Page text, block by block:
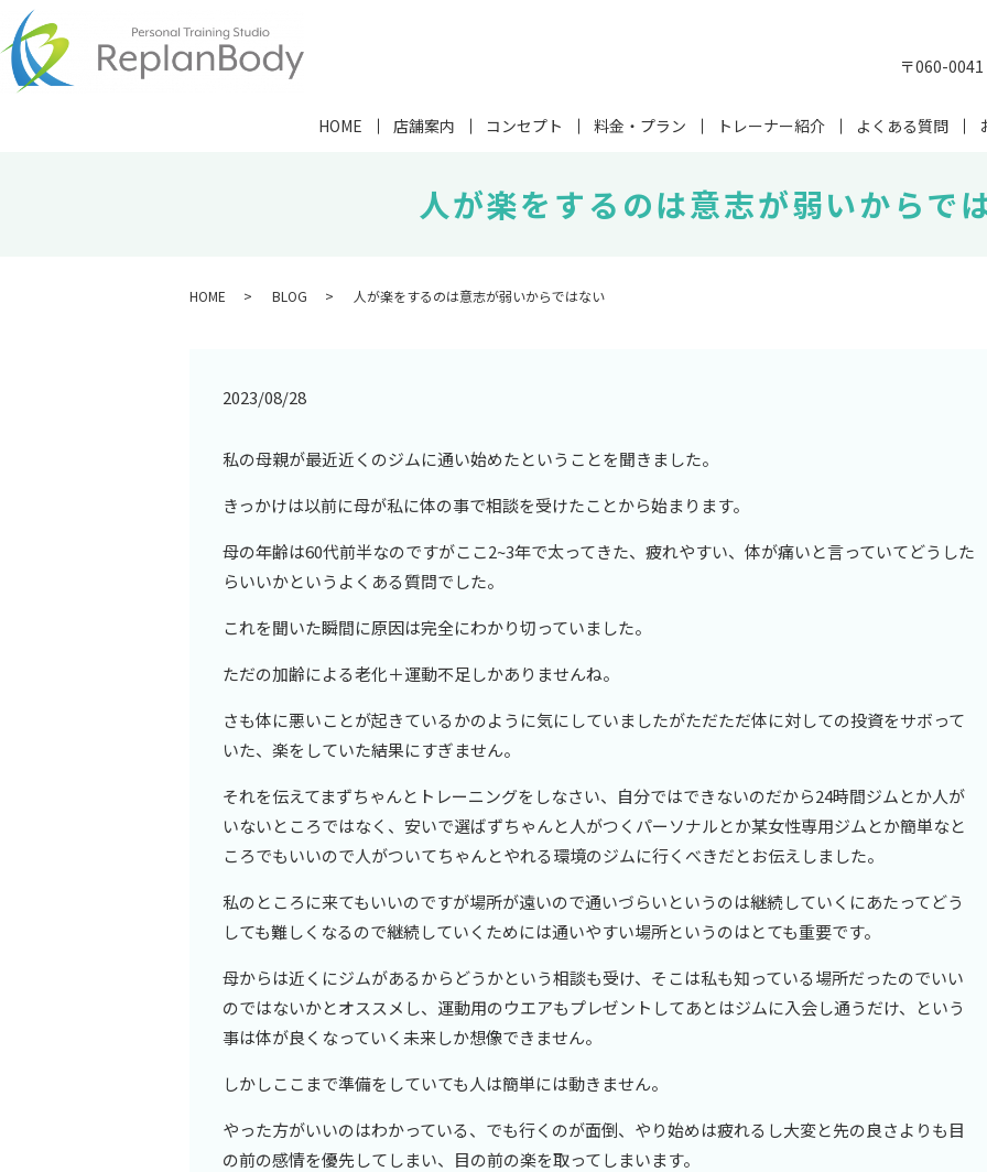
HOME 店舗案内 コンセプト 料金・プラン トレーナー紹介 よくある質問
〒060-
人が楽をするのは意志が弱いからで
HOME BLOG 人が楽をするのは意志が弱いからではない
2023/08/28
私の母親が最近近くのジムに通い始めたということを聞きました。
きっかけは以前に母が私に体の事で相談を受けたことから始まります。
母の年齢は60代前半なのですがここ2~3年で太ってきた、疲れやすい、体が痛いと言っていてどうした
らいいかというよくある質問でした。
これを聞いた瞬間に原因は完全にわかり切っていました。
ただの加齢による老化＋運動不足しかありませんね。
さも体に悪いことが起きているかのように気にしていましたがただただ体に対しての投資をサボって
いた、楽をしていた結果にすぎません。
それを伝えてまずちゃんとトレーニングをしなさい、自分ではできないのだから24時間ジムとか人が
いないところではなく、安いで選ばずちゃんと人がつくパーソナルとか某女性専用ジムとか簡単なと
ころでもいいので人がついてちゃんとやれる環境のジムに行くべきだとお伝えしました。
私のところに来てもいいのですが場所が遠いので通いづらいというのは継続していくにあたってどう
しても難しくなるので継続していくためには通いやすい場所というのはとても重要です。
母からは近くにジムがあるからどうかという相談も受け、そこは私も知っている場所だったのでいい
のではないかとオススメし、運動用のウエアもプレゼントしてあとはジムに入会し通うだけ、という
事は体が良くなっていく未来しか想像できません。
しかしここまで準備をしていても人は簡単には動きません。
やった方がいいのはわかっている、でも行くのが面倒、やり始めは疲れるし大変と先の良さよりも目
の前の感情を優先してしまい、目の前の楽を取ってしまいます。